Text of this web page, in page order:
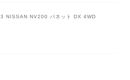
NISSAN NV200 バネット DX 4WD